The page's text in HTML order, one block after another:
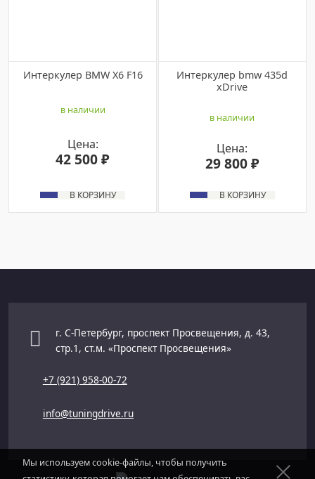
Интеркулер BMW X6 F16
в наличии
Цена:
42 500 ₽
В КОРЗИНУ
Интеркулер bmw 435d
xDrive
в наличии
Цена:
29 800 ₽
В КОРЗИНУ
г. С-Петербург, проспект Просвещения, д. 43,
стр.1, ст.м. «Проспект Просвещения»
+7 (921) 958-00-72
info@tuningdrive.ru
Мы используем cookie-файлы, чтобы получить